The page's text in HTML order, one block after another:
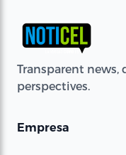
Transparent news,
perspectives.
Empresa